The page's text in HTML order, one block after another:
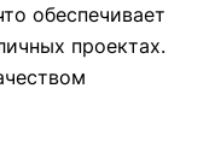
обеспечивает
проектах.